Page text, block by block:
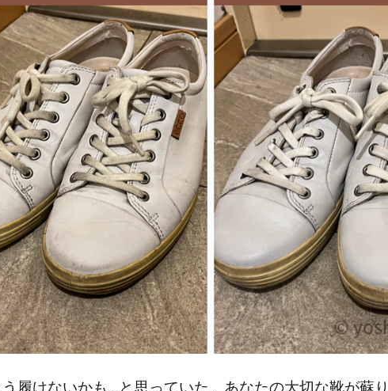
う履けないかも…と思っていた、あなたの大切な靴が蘇